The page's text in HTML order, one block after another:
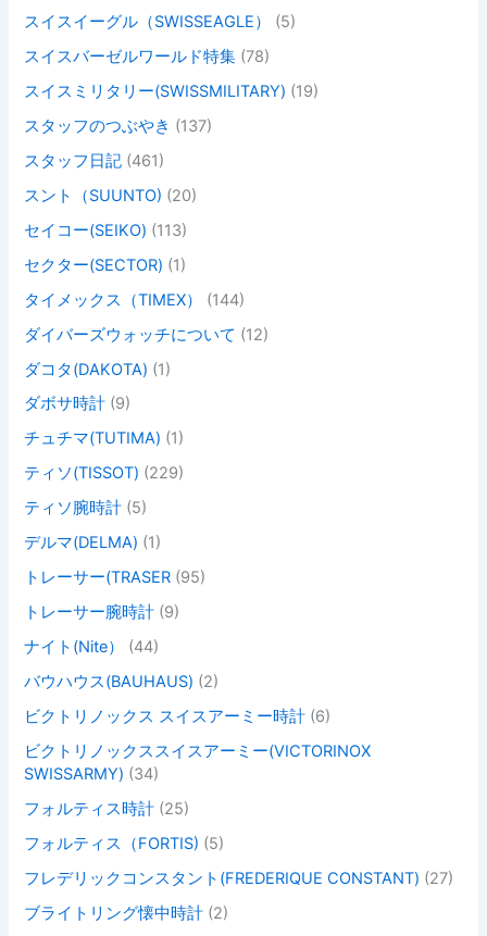
スイスイーグル（SWISSEAGLE）
(5)
スイスバーゼルワールド特集 (78)
スイスミリタリー(SWISSMILITARY) (19)
スタッフのつぶやき (137)
スタッフ日記 (461)
スント（SUUNTO) (20)
セイコー(SEIKO) (113)
セクター(SECTOR) (1)
タイメックス（TIMEX）
(144)
ダイバーズウォッチについて (12)
ダコタ(DAKOTA) (1)
ダボサ時計 (9)
チュチマ(TUTIMA) (1)
ティソ(TISSOT) (229)
ティソ腕時計 (5)
デルマ(DELMA) (1)
トレーサー(TRASER (95)
トレーサー腕時計 (9)
ナイト(Nite）
(44)
バウハウス(BAUHAUS) (2)
ビクトリノックス スイスアーミー時計 (6)
ビクトリノックススイスアーミー(VICTORINOX
SWISSARMY) (34)
フォルティス時計 (25)
フォルティス（FORTIS) (5)
フレデリックコンスタント(FREDERIQUE CONSTANT) (27)
ブライトリング懐中時計 (2)